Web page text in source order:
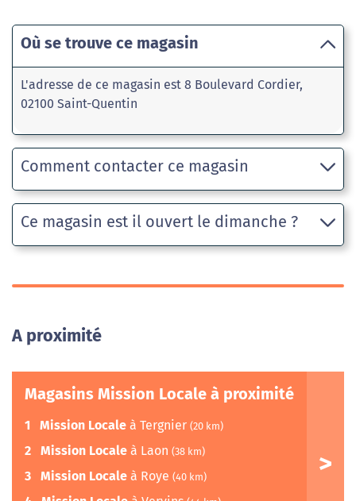
Où se trouve ce magasin
L'adresse de ce magasin est 8 Boulevard Cordier,
02100 Saint-Quentin
Comment contacter ce magasin
Ce magasin est il ouvert le dimanche ?
A proximité
Magasins Mission Locale à proximité
1 Mission Locale à Tergnier (20 km)
2 Mission Locale à Laon (38 km)
3 Mission Locale à Roye (40 km)